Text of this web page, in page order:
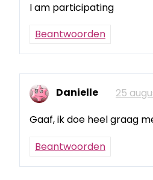
I am participating
Beantwoorden
Danielle
25
Gaaf, ik doe heel graag
Beantwoorden